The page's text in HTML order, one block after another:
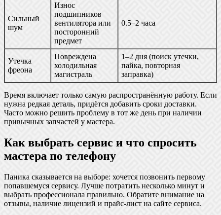
Сильный
шум
Износ
подшипников
вентилятора или
посторонний
предмет
0.5–2 часа
Утечка
фреона
Повреждена
холодильная
магистраль
1–2 дня (поиск утечки,
пайка, повторная
заправка)
Время включает только самую распространённую работу. Если
нужна редкая деталь, придётся добавить сроки доставки.
Часто можно решить проблему в тот же день при наличии
привычных запчастей у мастера.
Как выбрать сервис и что спросить
мастера по телефону
Паника сказывается на выборе: хочется позвонить первому
попавшемуся сервису. Лучше потратить несколько минут и
выбрать профессионала правильно. Обратите внимание на
отзывы, наличие лицензий и прайс-лист на сайте сервиса.